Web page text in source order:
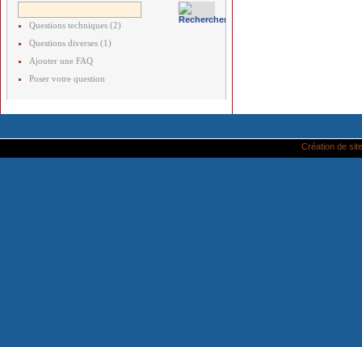
Questions techniques (2)
Questions diverses (1)
Ajouter une FAQ
Poser votre question
Création de